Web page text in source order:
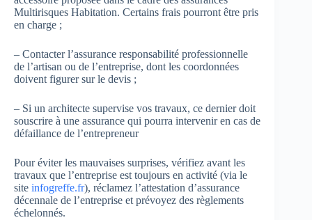
Multirisques Habitation. Certains frais pourront être pris
en charge ;
– Contacter l’assurance responsabilité professionnelle
de l’artisan ou de l’entreprise, dont les coordonnées
doivent figurer sur le devis ;
– Si un architecte supervise vos travaux, ce dernier doit
souscrire à une assurance qui pourra intervenir en cas de
défaillance de l’entrepreneur
Pour éviter les mauvaises surprises, vérifiez avant les
travaux que l’entreprise est toujours en activité (via le
site infogreffe.fr), réclamez l’attestation d’assurance
décennale de l’entreprise et prévoyez des règlements
échelonnés.